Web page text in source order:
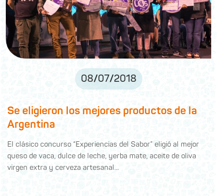
08/07/2018
Se eligieron los mejores productos de la
Argentina
El clásico concurso “Experiencias del Sabor” eligió al mejor
queso de vaca, dulce de leche, yerba mate, aceite de oliva
virgen extra y cerveza artesanal…